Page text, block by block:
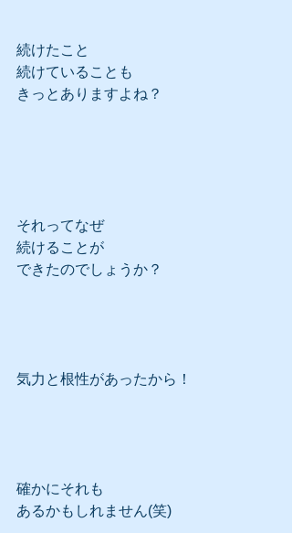
続けたこと
続けていることも
きっとありますよね？
それってなぜ
続けることが
できたのでしょうか？
気力と根性があったから！
確かにそれも
あるかもしれません(笑)